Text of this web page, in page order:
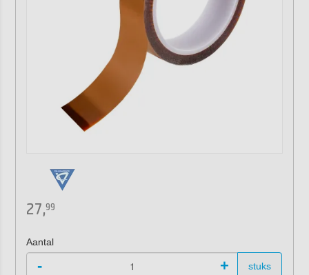
27,99
Aantal
- + stuks